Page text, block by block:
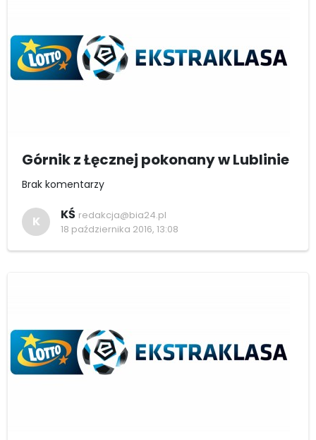
Górnik z Łęcznej pokonany w Lublinie
Brak komentarzy
K KŚ redakcja@bia24.pl
18 października 2016, 13:08